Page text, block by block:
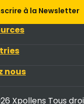
nous
à la Newsletter
Xpollens Tous